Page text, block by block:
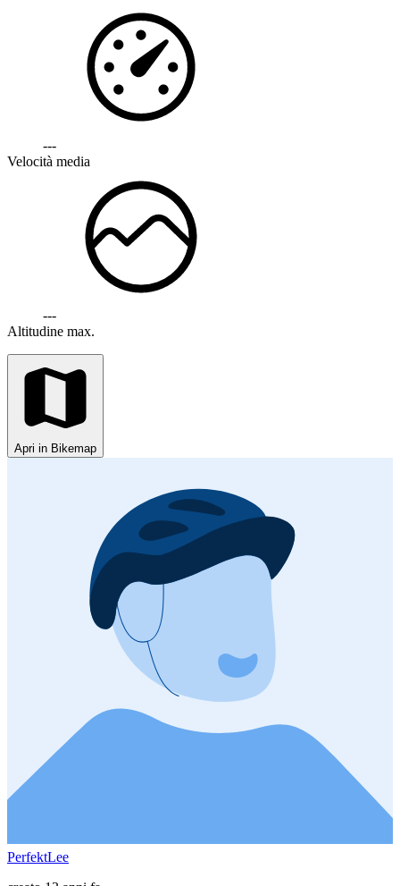
---
Velocità media
---
Altitudine max.
Apri in Bikemap
PerfektLee